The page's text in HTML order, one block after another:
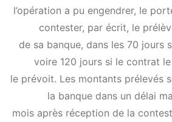
l’opération a pu engendrer, le
contester, par écrit, le
de sa banque, dans les 70 jours
voire 120 jours si le contrat
le prévoit. Les montants prélevés
la banque dans un délai
mois après réception de la